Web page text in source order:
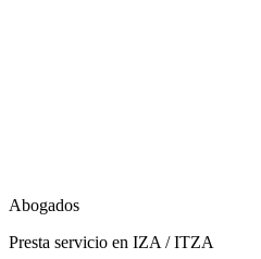
Abogados
Presta servicio en IZA / ITZA